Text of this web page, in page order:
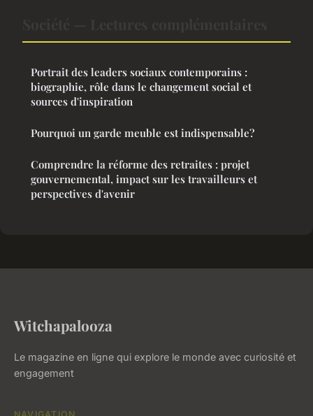
Portrait des leaders sociaux contemporains :
biographie, rôle dans le changement social et
sources d'inspiration
Pourquoi un garde meuble est indispensable?
Comprendre la réforme des retraites : projet
gouvernemental, impact sur les travailleurs et
perspectives d'avenir
Witchapalooza
Le magazine en ligne qui explore le monde avec curiosité et
engagement